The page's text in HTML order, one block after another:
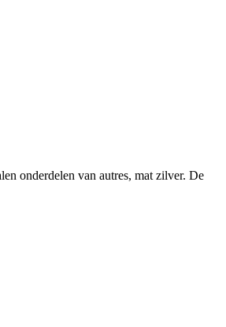
onderdelen van autres, mat zilver. De